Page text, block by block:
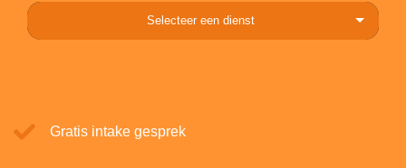
Selecteer een dienst
Gratis intake gesprek